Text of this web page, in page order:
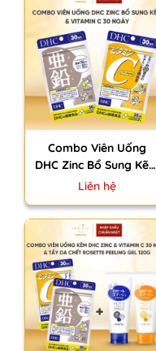
Combo Viên Uống
DHC Zinc Bổ Sung Kẽm
& Vitamin C 30 Ngày
Liên hệ